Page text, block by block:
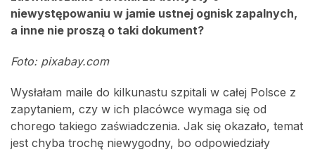
niewystępowaniu w jamie ustnej ognisk zapalnych,
a inne nie proszą o taki dokument?
Foto: pixabay.com
Wysłałam maile do kilkunastu szpitali w całej Polsce z
zapytaniem, czy w ich placówce wymaga się od
chorego takiego zaświadczenia. Jak się okazało, temat
jest chyba trochę niewygodny, bo odpowiedziały